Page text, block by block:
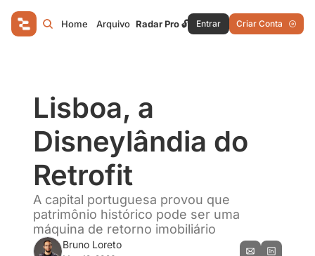
Home Arquivo Radar Pro 🔓 Entrar Criar Conta
Lisboa, a
Disneylândia do
Retrofit
A capital portuguesa provou que
patrimônio histórico pode ser uma
máquina de retorno imobiliário
Bruno Loreto